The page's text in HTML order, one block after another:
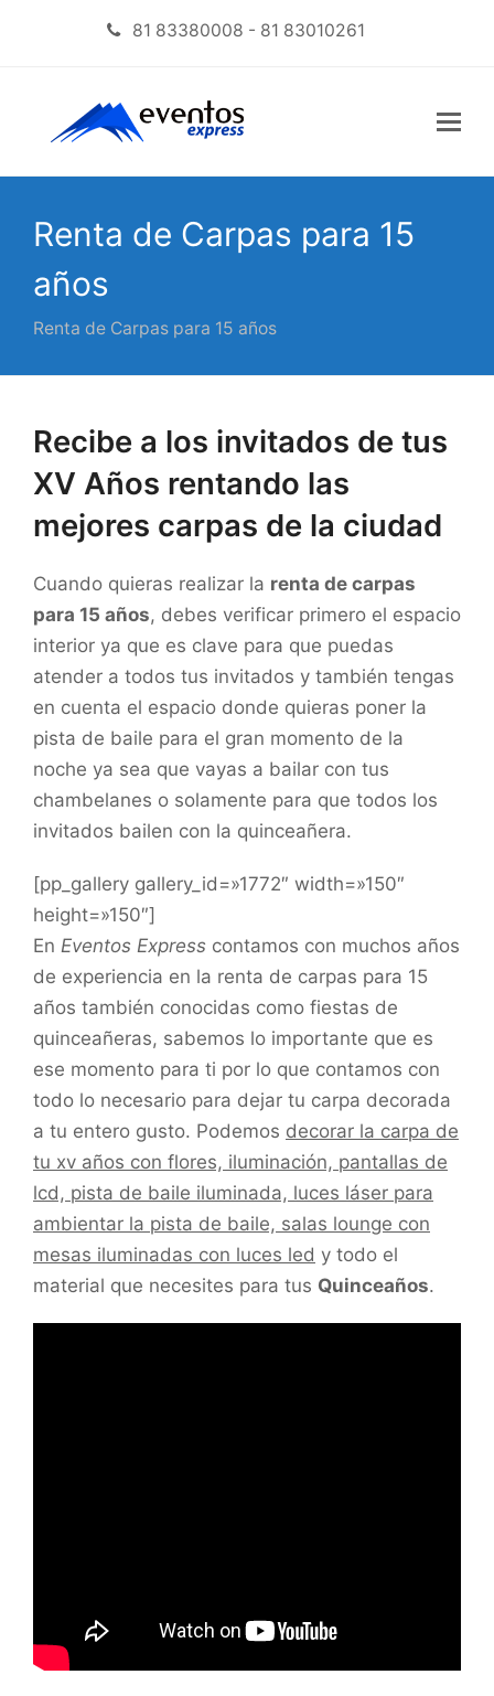
81 83380008 - 81 83010261
Renta de Carpas para 15
años
Renta de Carpas para 15 años
Recibe a los invitados de tus
XV Años rentando las
mejores carpas de la ciudad
Cuando quieras realizar la renta de carpas
para 15 años, debes verificar primero el espacio
interior ya que es clave para que puedas
atender a todos tus invitados y también tengas
en cuenta el espacio donde quieras poner la
pista de baile para el gran momento de la
noche ya sea que vayas a bailar con tus
chambelanes o solamente para que todos los
invitados bailen con la quinceañera.
[pp_gallery gallery_id=»1772″ width=»150″
height=»150″]
En Eventos Express contamos con muchos años
de experiencia en la renta de carpas para 15
años también conocidas como fiestas de
quinceañeras, sabemos lo importante que es
ese momento para ti por lo que contamos con
todo lo necesario para dejar tu carpa decorada
a tu entero gusto. Podemos decorar la carpa de
tu xv años con flores, iluminación, pantallas de
lcd, pista de baile iluminada, luces láser para
ambientar la pista de baile, salas lounge con
mesas iluminadas con luces led y todo el
material que necesites para tus Quinceaños.